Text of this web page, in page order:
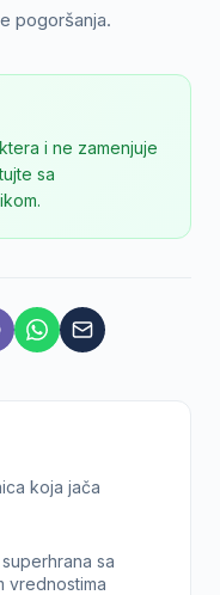
pogoršanja.
i ne zamenjuje
sa
koja jača
sa
vrednostima